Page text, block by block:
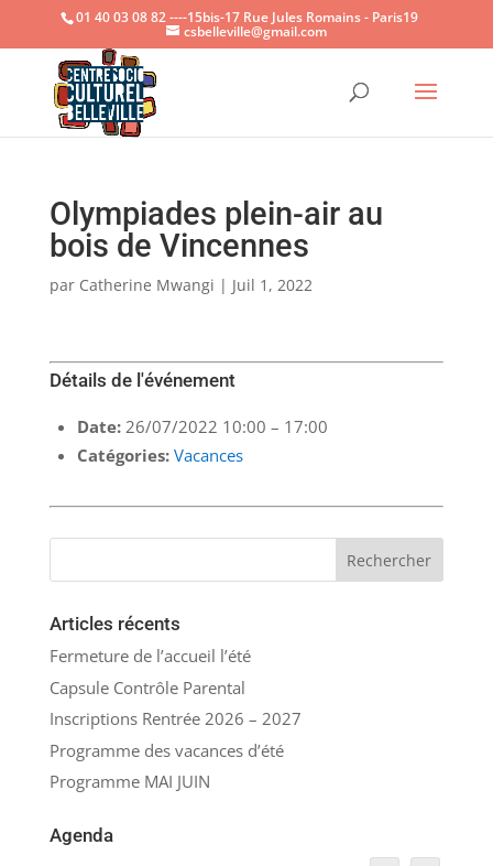
Ouvrir
01 40 03 08 82 ----15bis-17 Rue Jules Romains - Paris19
csbelleville@gmail.com
Olympiades plein-air au
bois de Vincennes
par Catherine Mwangi | Juil 1, 2022
Détails de l'événement
Date: 26/07/2022 10:00 – 17:00
Catégories: Vacances
Articles récents
Fermeture de l’accueil l’été
Capsule Contrôle Parental
Inscriptions Rentrée 2026 – 2027
Programme des vacances d’été
Programme MAI JUIN
Agenda